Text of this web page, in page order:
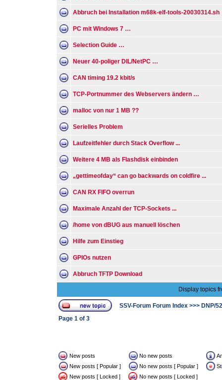
Abbruch bei Installation m68k-elf-tools-20030314.sh
PC mit Windows 7 …
Selection Guide …
Neuer 40-poliger DIL/NetPC …
CAN timing 19.2 kbit/s
TCP-Portnummer des Webservers ändern …
malloc von nur 1 MB ??
Serielles Problem
Laufzeitfehler durch Stack Overflow ...
Weitere 4 MB als Flashdisk einbinden
„gettimeofday“ can go backwards on coldfire ...
CAN RX FIFO overrun
Maximale Anzahl der TCP-Sockets ...
/home von dBUG aus manuell löschen
Hilfe zum Einstieg
GPIOs nutzen
Abbruch TFTP Download
Display topics
SSV-Forum Forum Index >>> DNP/
Page 1 of 3
New posts No new posts
New posts [ Popular ]
No new posts [ Popular ]
New posts [ Locked ]
No new posts [ Locked ]